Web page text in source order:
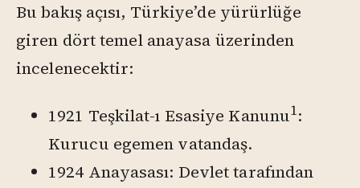
Bu bakış açısı, Türkiye’de yürürlüğe
giren dört temel anayasa üzerinden
incelenecektir:
1921 Teşkilat-ı Esasiye Kanunu1:
Kurucu egemen vatandaş.
1924 Anayasası: Devlet tarafından